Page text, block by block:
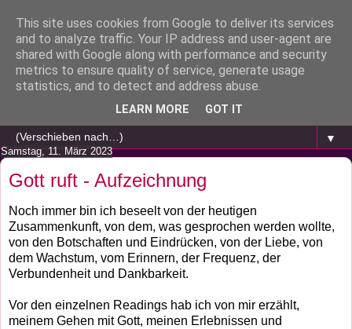
▼
Samstag, 11. März 2023
Gott ruft - Aufzeichnung
Noch immer bin ich beseelt von der heutigen
Zusammenkunft, von dem, was gesprochen werden wollte,
von den Botschaften und Eindrücken, von der Liebe, von
dem Wachstum, vom Erinnern, der Frequenz, der
Verbundenheit und Dankbarkeit.
Vor den einzelnen Readings hab ich von mir erzählt,
meinem Gehen mit Gott, meinen Erlebnissen und
This site uses cookies from Google to deliver its services
and to analyze traffic. Your IP address and user-agent are
shared with Google along with performance and security
metrics to ensure quality of service, generate usage
statistics, and to detect and address abuse.
LEARN MORE GOT IT